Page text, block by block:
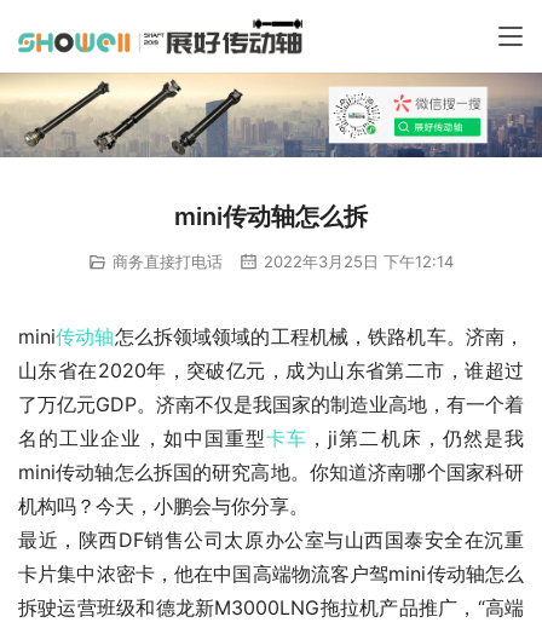
mini传动轴怎么拆
商务直接打电话 2022年3月25日 下午12:14
mini传动轴怎么拆领域领域的工程机械，铁路机车。济南，
山东省在2020年，突破亿元，成为山东省第二市，谁超过
了万亿元GDP。济南不仅是我国家的制造业高地，有一个着
名的工业企业，如中国重型卡车 ，ji第二机床，仍然是我
mini传动轴怎么拆国的研究高地。你知道济南哪个国家科研
机构吗？今天，小鹏会与你分享。
最近，陕西DF销售公司太原办公室与山西国泰安全在沉重
卡片集中浓密卡，他在中国高端物流客户驾mini传动轴怎么
拆驶运营班级和德龙新M3000LNG拖拉机产品推广，“高端